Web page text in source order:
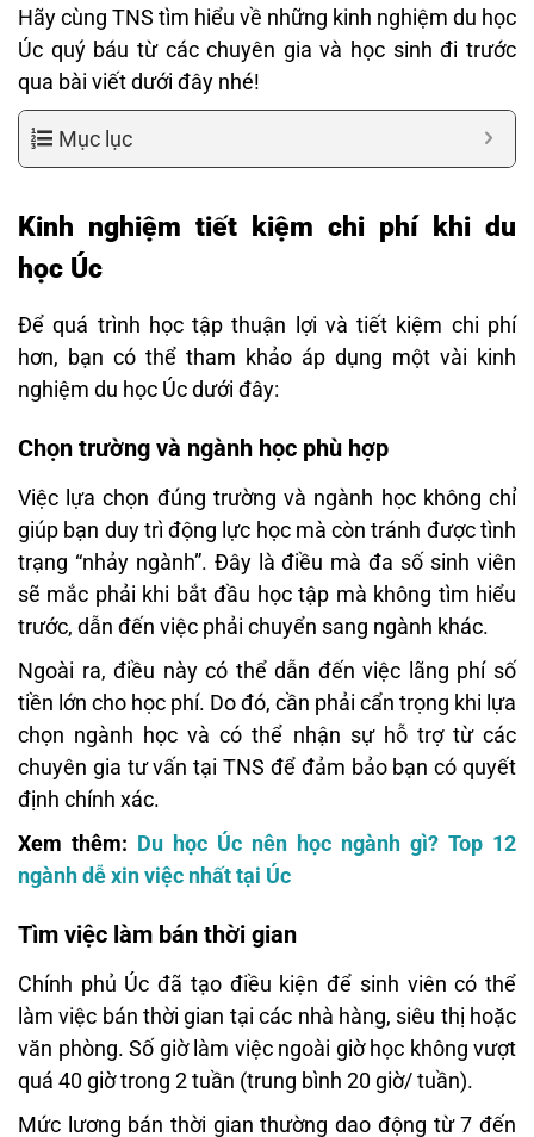
Hãy cùng TNS tìm hiểu về những kinh nghiệm du học
Úc quý báu từ các chuyên gia và học sinh đi trước
qua bài viết dưới đây nhé!
Mục lục
Kinh nghiệm tiết kiệm chi phí khi du
học Úc
Để quá trình học tập thuận lợi và tiết kiệm chi phí
hơn, bạn có thể tham khảo áp dụng một vài kinh
nghiệm du học Úc dưới đây:
Chọn trường và ngành học phù hợp
Việc lựa chọn đúng trường và ngành học không chỉ
giúp bạn duy trì động lực học mà còn tránh được tình
trạng “nhảy ngành”. Đây là điều mà đa số sinh viên
sẽ mắc phải khi bắt đầu học tập mà không tìm hiểu
trước, dẫn đến việc phải chuyển sang ngành khác.
Ngoài ra, điều này có thể dẫn đến việc lãng phí số
tiền lớn cho học phí. Do đó, cần phải cẩn trọng khi lựa
chọn ngành học và có thể nhận sự hỗ trợ từ các
chuyên gia tư vấn tại TNS để đảm bảo bạn có quyết
định chính xác.
Xem thêm: Du học Úc nên học ngành gì? Top 12
ngành dễ xin việc nhất tại Úc
Tìm việc làm bán thời gian
Chính phủ Úc đã tạo điều kiện để sinh viên có thể
làm việc bán thời gian tại các nhà hàng, siêu thị hoặc
văn phòng. Số giờ làm việc ngoài giờ học không vượt
quá 40 giờ trong 2 tuần (trung bình 20 giờ/ tuần).
Mức lương bán thời gian thường dao động từ 7 đến